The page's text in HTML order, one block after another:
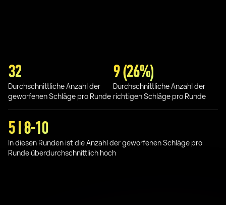
32
Durchschnittliche Anzahl der
geworfenen Schläge pro Runde
9 (26%)
Durchschnittliche Anzahl der
richtigen Schläge pro Runde
5 I 8-10
In diesen Runden ist die Anzahl der geworfenen Schläge pro
Runde überdurchschnittlich hoch